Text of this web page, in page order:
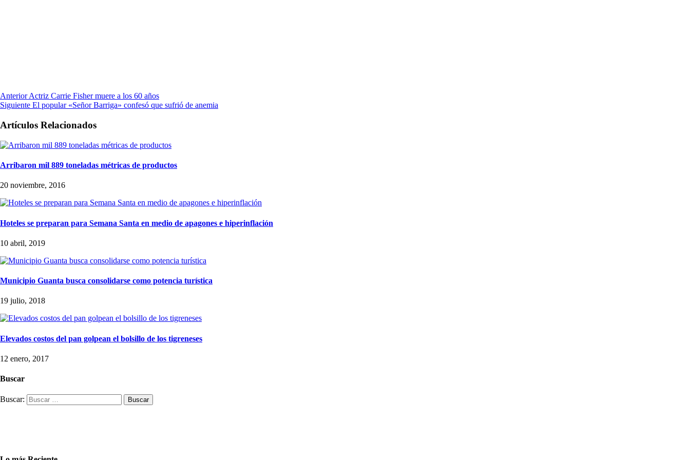
Anterior Actriz Carrie Fisher muere a los 60 años
Siguiente El popular «Señor Barriga» confesó que sufrió de anemia
Artículos Relacionados
Arribaron mil 889 toneladas métricas de productos
20 noviembre, 2016
Hoteles se preparan para Semana Santa en medio de apagones e hiperinflación
10 abril, 2019
Municipio Guanta busca consolidarse como potencia turística
19 julio, 2018
Elevados costos del pan golpean el bolsillo de los tigreneses
12 enero, 2017
Buscar
Buscar: